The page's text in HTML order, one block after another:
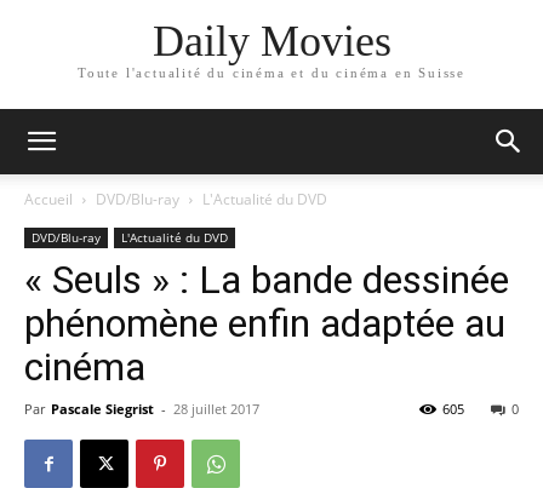
Daily Movies
Toute l'actualité du cinéma et du cinéma en Suisse
Accueil DVD/Blu-ray L'Actualité du DVD
DVD/Blu-ray L'Actualité du DVD
« Seuls » : La bande dessinée
phénomène enfin adaptée au
cinéma
Par Pascale Siegrist - 28 juillet 2017 0
605